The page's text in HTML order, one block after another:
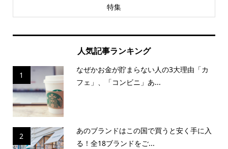
特集
人気記事ランキング
1
なぜかお金が貯まらない人の3大理由「カ
フェ」、「コンビニ」あ...
2
あのブランドはこの国で買うと安く手に入
る！全18ブランドをご...